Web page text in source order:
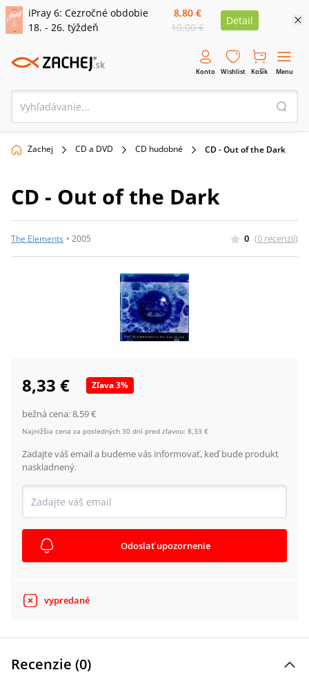
iPray 6: Cezročné obdobie
18. - 26. týždeň
8,80 €
10,00 €
Detail
Konto Wishlist Košík Menu
Zachej CD a DVD CD hudobné CD - Out of the Dark
CD - Out of the Dark
The Elements • 2005 0 (0 recenzií)
8,33 € Zľava3%
bežná cena:8,59 €
Najnižšia cena za posledných 30 dní pred zľavou: 8,33 €
Zadajte váš email a budeme vás informovať, keď bude produkt
naskladnený.
Odoslať upozornenie
vypredané
Recenzie (0)